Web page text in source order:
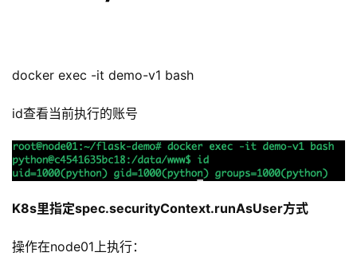
docker exec -it demo-v1 bash
id查看当前执行的账号
K8s里指定spec.securityContext.runAsUser方式
操作在node01上执行：